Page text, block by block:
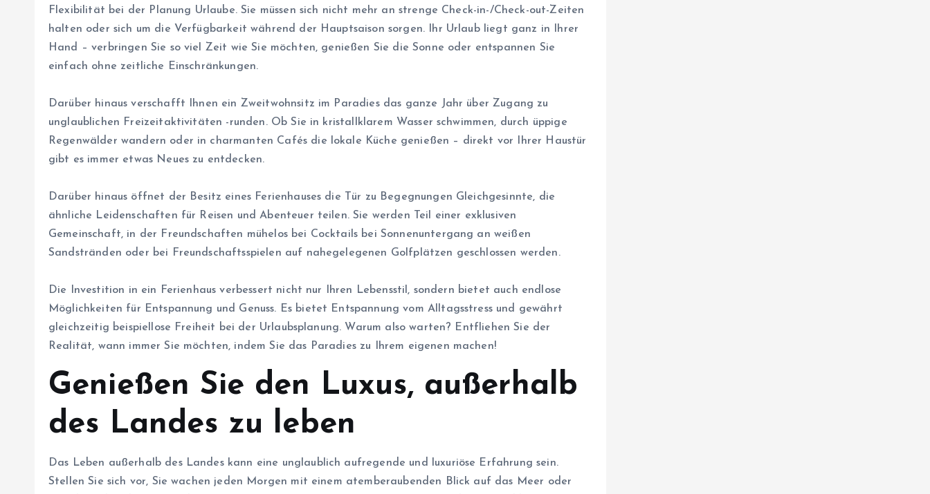
Flexibilität bei der Planung Urlaube. Sie müssen sich nicht mehr an strenge Check-in-/Check-out-Zeiten
halten oder sich um die Verfügbarkeit während der Hauptsaison sorgen. Ihr Urlaub liegt ganz in Ihrer
Hand – verbringen Sie so viel Zeit wie Sie möchten, genießen Sie die Sonne oder entspannen Sie
einfach ohne zeitliche Einschränkungen.
Darüber hinaus verschafft Ihnen ein Zweitwohnsitz im Paradies das ganze Jahr über Zugang zu
unglaublichen Freizeitaktivitäten -runden. Ob Sie in kristallklarem Wasser schwimmen, durch üppige
Regenwälder wandern oder in charmanten Cafés die lokale Küche genießen – direkt vor Ihrer Haustür
gibt es immer etwas Neues zu entdecken.
Darüber hinaus öffnet der Besitz eines Ferienhauses die Tür zu Begegnungen Gleichgesinnte, die
ähnliche Leidenschaften für Reisen und Abenteuer teilen. Sie werden Teil einer exklusiven
Gemeinschaft, in der Freundschaften mühelos bei Cocktails bei Sonnenuntergang an weißen
Sandstränden oder bei Freundschaftsspielen auf nahegelegenen Golfplätzen geschlossen werden.
Die Investition in ein Ferienhaus verbessert nicht nur Ihren Lebensstil, sondern bietet auch endlose
Möglichkeiten für Entspannung und Genuss. Es bietet Entspannung vom Alltagsstress und gewährt
gleichzeitig beispiellose Freiheit bei der Urlaubsplanung. Warum also warten? Entfliehen Sie der
Realität, wann immer Sie möchten, indem Sie das Paradies zu Ihrem eigenen machen!
Genießen Sie den Luxus, außerhalb
des Landes zu leben
Das Leben außerhalb des Landes kann eine unglaublich aufregende und luxuriöse Erfahrung sein.
Stellen Sie sich vor, Sie wachen jeden Morgen mit einem atemberaubenden Blick auf das Meer oder